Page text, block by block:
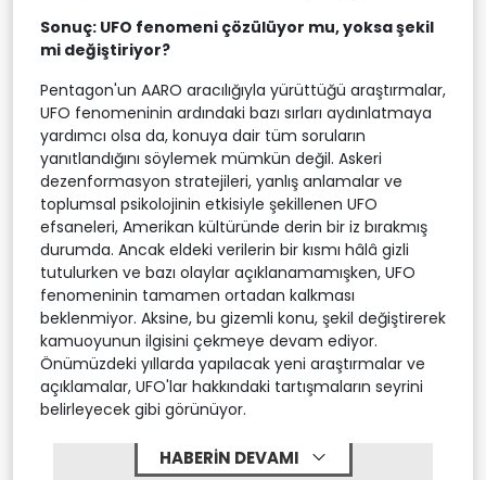
Sonuç: UFO fenomeni çözülüyor mu, yoksa şekil
mi değiştiriyor?
Pentagon'un AARO aracılığıyla yürüttüğü araştırmalar,
UFO fenomeninin ardındaki bazı sırları aydınlatmaya
yardımcı olsa da, konuya dair tüm soruların
yanıtlandığını söylemek mümkün değil. Askeri
dezenformasyon stratejileri, yanlış anlamalar ve
toplumsal psikolojinin etkisiyle şekillenen UFO
efsaneleri, Amerikan kültüründe derin bir iz bırakmış
durumda. Ancak eldeki verilerin bir kısmı hâlâ gizli
tutulurken ve bazı olaylar açıklanamamışken, UFO
fenomeninin tamamen ortadan kalkması
beklenmiyor. Aksine, bu gizemli konu, şekil değiştirerek
kamuoyunun ilgisini çekmeye devam ediyor.
Önümüzdeki yıllarda yapılacak yeni araştırmalar ve
açıklamalar, UFO'lar hakkındaki tartışmaların seyrini
belirleyecek gibi görünüyor.
HABERİN DEVAMI